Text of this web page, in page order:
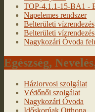
TOP-4.1.1-15-BA1 -
Napelemes rendszer
Belterületi vízrendezés
Belterületi
Nagykozári Óvoda
Egészség,
Háziorvosi szolgálat
Védőnői szolgálat
Nagykozári Óvoda
Időskorúak Otthona